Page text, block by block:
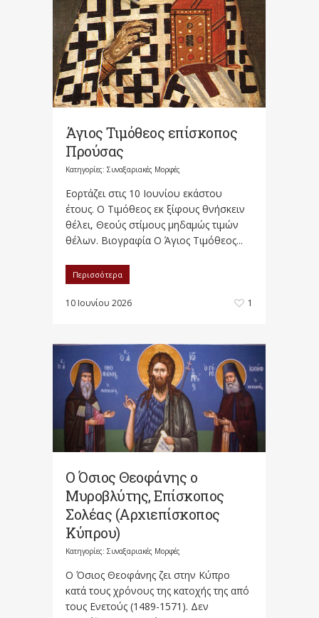
Άγιος Τιμόθεος επίσκοπος
Προύσας
Κατηγορίες: Συναξαριακές Μορφές
Εορτάζει στις 10 Ιουνίου εκάστου
έτους. Ο Τιμόθεος εκ ξίφους θνήσκειν
θέλει, Θεούς στίμους μηδαμώς τιμών
θέλων. Βιογραφία Ο Άγιος Τιμόθεος...
Περισσότερα
10 Ιουνίου 2026 1
Ο Όσιος Θεοφάνης ο
Μυροβλύτης, Επίσκοπος
Σολέας (Αρχιεπίσκοπος
Κύπρου)
Κατηγορίες: Συναξαριακές Μορφές
Ο Όσιος Θεοφάνης ζει στην Κύπρο
κατά τους χρόνους της κατοχής της από
τους Ενετούς (1489-1571). Δεν